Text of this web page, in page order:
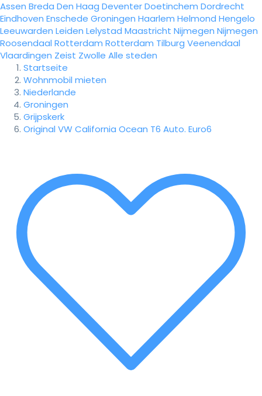
Assen Breda Den Haag DeventerDoetinchem Dordrecht
Eindhoven Enschede Groningen Haarlem Helmond Hengelo
Leeuwarden Leiden Lelystad Maastricht Nijmegen Nijmegen
Roosendaal Rotterdam Rotterdam Tilburg Veenendaal
Vlaardingen Zeist Zwolle Alle steden
Startseite
Wohnmobil mieten
Niederlande
Groningen
Grijpskerk
Original VW California Ocean T6 Auto. Euro6